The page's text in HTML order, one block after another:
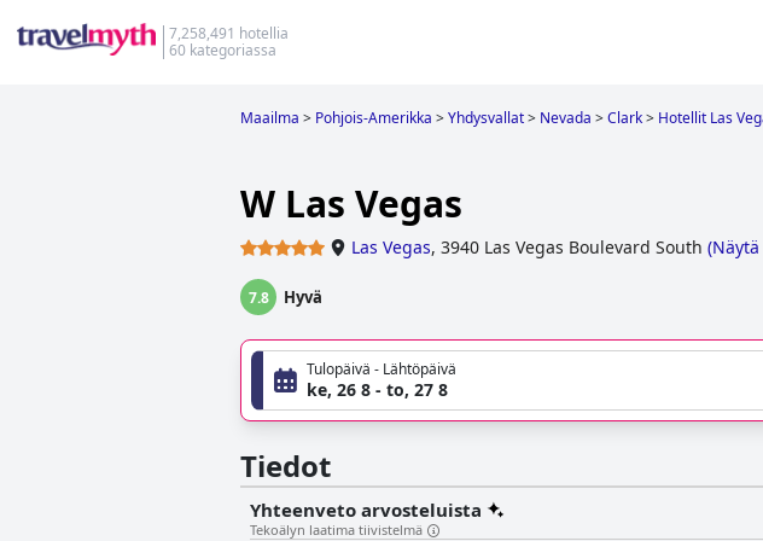
7,258,491 hotellia
60 kategoriassa
Maailma > Pohjois-Amerikka >Yhdysvallat> Nevada >Clark> Hotellit Las
W Las Vegas
Las Vegas, 3940 Las Vegas Boulevard South (
7.8 Hyvä
Tulopäivä - Lähtöpäivä
ke, 26 8 - to, 27 8
Tiedot
Yhteenveto arvosteluista
Tekoälyn laatima tiivistelmä